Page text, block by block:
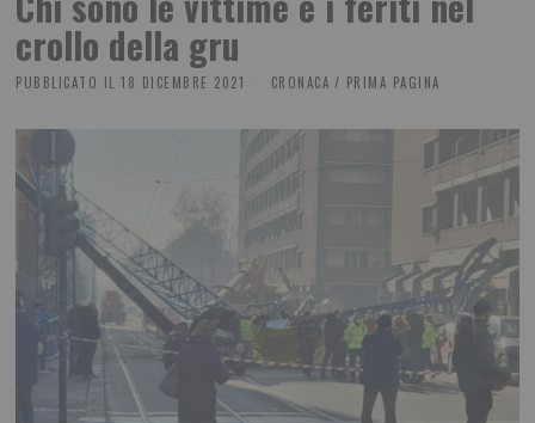
crollo della gru
PUBBLICATO IL 18 DICEMBRE 2021 CRONACA / PRIMA PAGINA